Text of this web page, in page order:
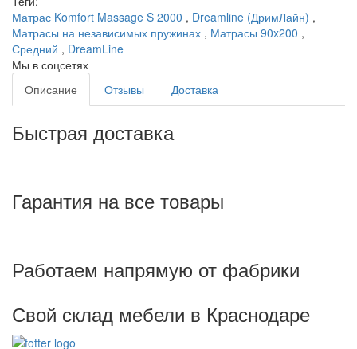
Матрас Komfort Massage S 2000 , Dreamline (ДримЛайн) ,
Матрасы на независимых пружинах , Матрасы 90x200 ,
Средний , DreamLine
Мы в соцсетях
Описание
Отзывы Доставка
Быстрая доставка
Гарантия на все товары
Работаем напрямую от фабрики
Свой склад мебели в Краснодаре